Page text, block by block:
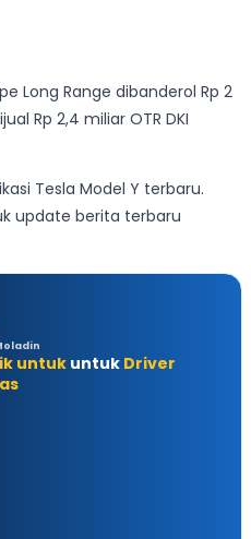
Long Range dibanderol Rp 2
Rp 2,4 miliar OTR DKI
Tesla Model Y terbaru.
update berita terbaru
untukuntuk Driver